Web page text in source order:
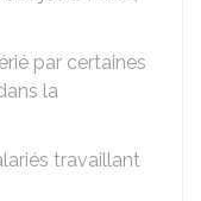
par certaines
la
travaillant